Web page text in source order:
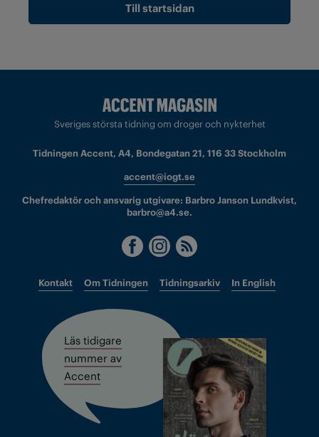
Till startsidan
Sveriges största tidning om droger och nykterhet
Tidningen Accent, A4, Bondegatan 21, 116 33 Stockholm
accent@iogt.se
Chefredaktör och ansvarig utgivare: Barbro Janson Lundkvist,
barbro@a4.se.
Kontakt Om Tidningen Tidningsarkiv In English
Läs tidigare
nummer av
Accent